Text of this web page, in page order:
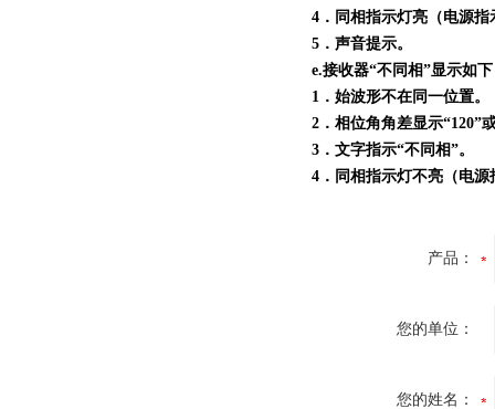
4．同相指示灯亮（电源
5．声音提示。
e.接收器“不同相”显示如
1．始波形不在同一位置。
2．相位角角差显示“120”
3．文字指示“不同相”。
4．同相指示灯不亮（电
产品：
您的单位：
您的姓名：